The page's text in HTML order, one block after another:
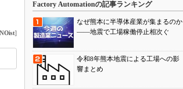
]
Factory Automationの記事ランキング
なぜ熊本に半導体産業が集まるのか
――地震で工場稼働停止相次ぐ
令和8年熊本地震による工場への影
響まとめ